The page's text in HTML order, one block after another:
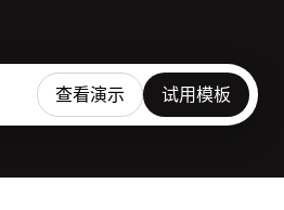
查看演示 试用模板